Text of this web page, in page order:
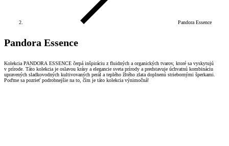
Pandora Essence
Pandora Essence
Kolekcia PANDORA ESSENCE čerpá inšpiráciu z fluidných a organických tvarov, ktoré sa vyskytujú
v prírode. Táto kolekcia je oslavou krásy a elegancie sveta prírody a predstavuje úchvatnú kombináciu
upravených sladkovodných kultivovaných perál a teplého žltého zlata doplnenú striebornými šperkami.
Poďme sa pozrieť podrobnejšie na to, čím je táto kolekcia výnimočná!